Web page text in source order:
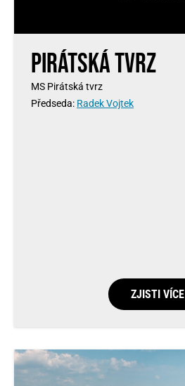
Pirátská Tvrz
MS Pirátská tvrz
Předseda: Radek Vojtek
ZJISTI VÍCE